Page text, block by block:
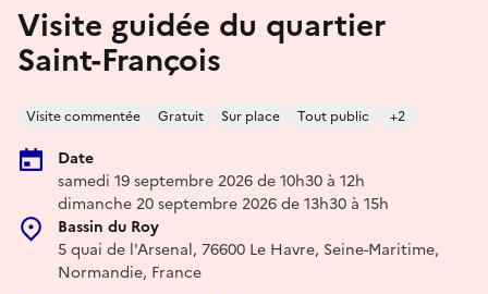
Visite guidée du quartier
Saint-François
Visite commentée Gratuit Sur place Tout public +2
Date
samedi 19 septembre 2026 de 10h30 à 12h
dimanche 20 septembre 2026 de 13h30 à 15h
Bassin du Roy
5 quai de l'Arsenal, 76600 Le Havre, Seine-Maritime,
Normandie, France